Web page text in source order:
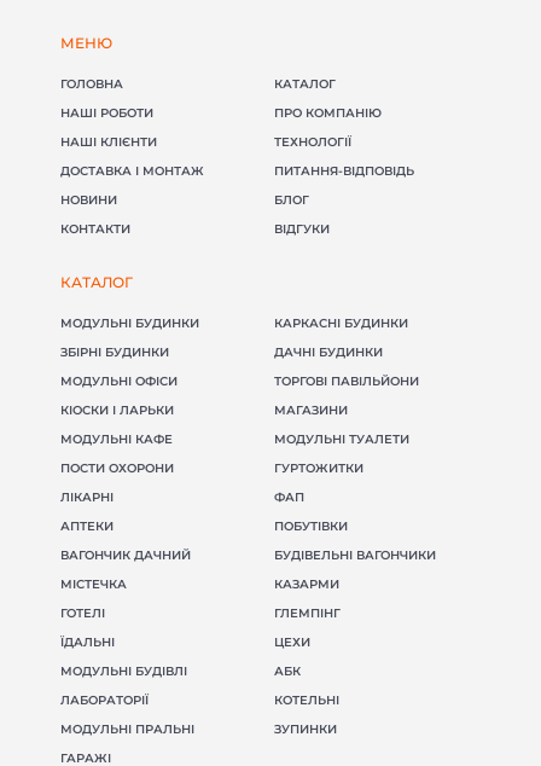
(098) 853-40-40
(095) 853-40-40
+380988534040
info@blockmodul.com.ua
Офіс:
Пн-Пт: 9:00-18:00 / Сб: 9:00-16:00
МЕНЮ
ГОЛОВНА
КАТАЛОГ
НАШІ РОБОТИ
ПРО КОМПАНІЮ
НАШІ КЛІЄНТИ
ТЕХНОЛОГІЇ
ДОСТАВКА І МОНТАЖ
ПИТАННЯ-ВІДПОВІДЬ
НОВИНИ
БЛОГ
КОНТАКТИ
ВІДГУКИ
КАТАЛОГ
МОДУЛЬНІ БУДИНКИ
КАРКАСНІ БУДИНКИ
ЗБІРНІ БУДИНКИ
ДАЧНІ БУДИНКИ
МОДУЛЬНІ ОФІСИ
ТОРГОВІ ПАВІЛЬЙОНИ
КІОСКИ І ЛАРЬКИ
МАГАЗИНИ
МОДУЛЬНІ КАФЕ
МОДУЛЬНІ ТУАЛЕТИ
ПОСТИ ОХОРОНИ
ГУРТОЖИТКИ
ЛІКАРНІ
ФАП
АПТЕКИ
ПОБУТІВКИ
ВАГОНЧИК ДАЧНИЙ
БУДІВЕЛЬНІ ВАГОНЧИКИ
МІСТЕЧКА
КАЗАРМИ
ГОТЕЛІ
ГЛЕМПІНГ
ЇДАЛЬНІ
ЦЕХИ
МОДУЛЬНІ БУДІВЛІ
АБК
ЛАБОРАТОРІЇ
КОТЕЛЬНІ
МОДУЛЬНІ ПРАЛЬНІ
ЗУПИНКИ
ГАРАЖІ